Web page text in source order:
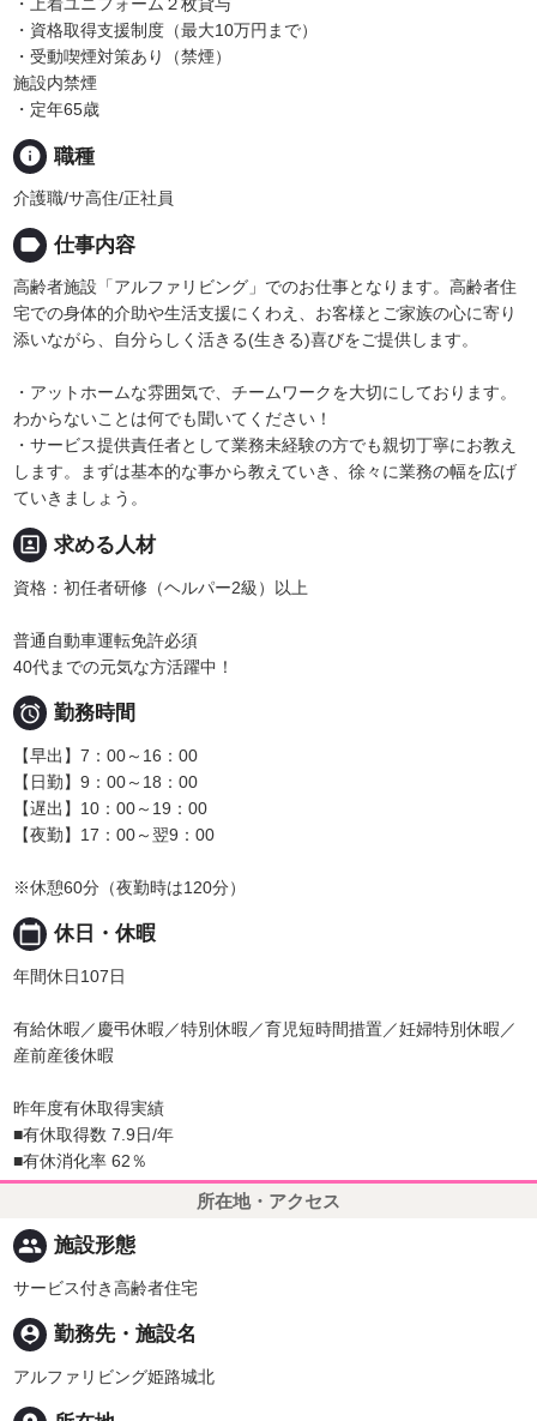
・上着ユニフォーム２枚貸与
・資格取得支援制度（最大10万円まで）
・受動喫煙対策あり（禁煙）
施設内禁煙
・定年65歳
info 職種
介護職/サ高住/正社員
label 仕事内容
高齢者施設「アルファリビング」でのお仕事となります。高齢者住
宅での身体的介助や生活支援にくわえ、お客様とご家族の心に寄り
添いながら、自分らしく活きる(生きる)喜びをご提供します。
・アットホームな雰囲気で、チームワークを大切にしております。
わからないことは何でも聞いてください！
・サービス提供責任者として業務未経験の方でも親切丁寧にお教え
します。まずは基本的な事から教えていき、徐々に業務の幅を広げ
ていきましょう。
portrait 求める人材
資格：初任者研修（ヘルパー2級）以上
普通自動車運転免許必須
40代までの元気な方活躍中！
 勤務時間
【早出】7：00～16：00
【日勤】9：00～18：00
【遅出】10：00～19：00
【夜勤】17：00～翌9：00
※休憩60分（夜勤時は120分）
calendar_today 休日・休暇
年間休日107日
有給休暇／慶弔休暇／特別休暇／育児短時間措置／妊婦特別休暇／
産前産後休暇
昨年度有休取得実績
■有休取得数 7.9日/年
■有休消化率 62％
所在地・アクセス
people 施設形態
サービス付き高齢者住宅
person_pin 勤務先・施設名
アルファリビング姫路城北